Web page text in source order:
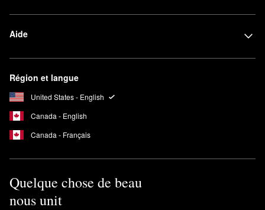
Aide
Région et langue
United States - English
Canada - English
Canada - Français
Quelque chose de beau
nous unit